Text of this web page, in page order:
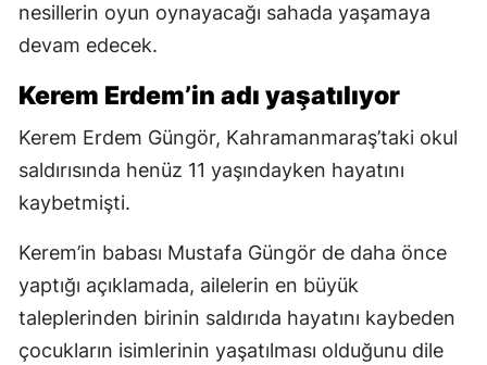
nesillerin oyun oynayacağı sahada yaşamaya
devam edecek.
Kerem Erdem’in adı yaşatılıyor
Kerem Erdem Güngör, Kahramanmaraş’taki okul
saldırısında henüz 11 yaşındayken hayatını
kaybetmişti.
Kerem’in babası Mustafa Güngör de daha önce
yaptığı açıklamada, ailelerin en büyük
taleplerinden birinin saldırıda hayatını kaybeden
çocukların isimlerinin yaşatılması olduğunu dile